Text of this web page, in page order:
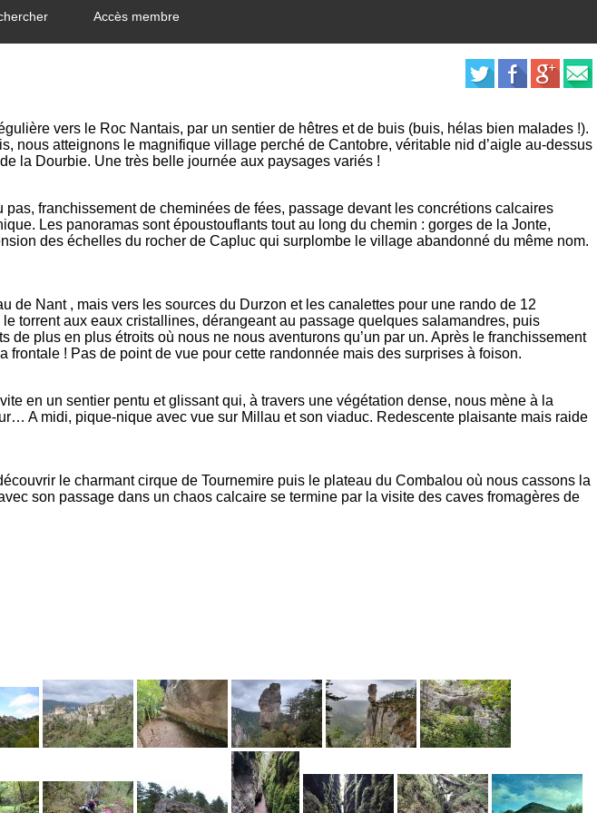
Accès membre
vers le Roc Nantais, par un sentier de hêtres et de buis (buis, hélas bien malades !).
nous atteignons le magnifique village perché de Cantobre, véritable nid d’aigle au-dessus
la Dourbie. Une très belle journée aux paysages variés !
franchissement de cheminées de fées, passage devant les concrétions calcaires
Les panoramas sont époustouflants tout au long du chemin : gorges de la Jonte,
des échelles du rocher de Capluc qui surplombe le village abandonné du même nom.
de Nant , mais vers les sources du Durzon et les canalettes pour une rando de 12
torrent aux eaux cristallines, dérangeant au passage quelques salamandres, puis
plus en plus étroits où nous ne nous aventurons qu’un par un. Après le franchissement
! Pas de point de vue pour cette randonnée mais des surprises à foison.
en un sentier pentu et glissant qui, à travers une végétation dense, nous mène à la
A midi, pique-nique avec vue sur Millau et son viaduc. Redescente plaisante mais raide
le charmant cirque de Tournemire puis le plateau du Combalou où nous cassons la
son passage dans un chaos calcaire se termine par la visite des caves fromagères de